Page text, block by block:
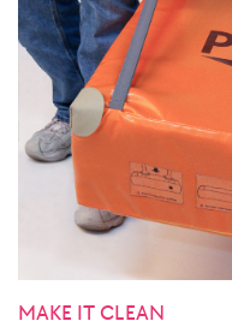
MAKE IT CLEAN